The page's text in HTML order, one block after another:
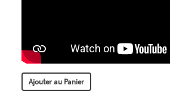
Ajouter au Panier